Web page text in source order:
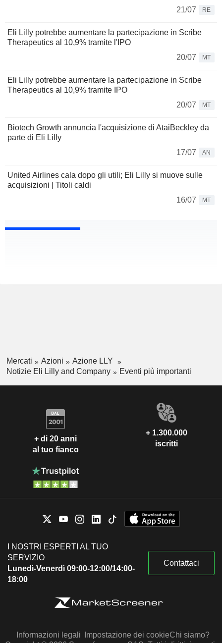
21/07
RE
Eli Lilly potrebbe aumentare la partecipazione in Scribe
Therapeutics al 10,9% tramite l'IPO
20/07
MT
Eli Lilly potrebbe aumentare la partecipazione in Scribe
Therapeutics al 10,9% tramite IPO
20/07
MT
Biotech Growth annuncia l'acquisizione di AtaiBeckley da
parte di Eli Lilly
17/07
AN
United Airlines cala dopo gli utili; Eli Lilly si muove sulle
acquisizioni | Titoli caldi
16/07
MT
Mercati Azioni
Azione LLY
Notizie Eli Lilly and Company
Eventi più importanti
+ di 20 anni
al tuo fianco
+ 1.300.000
iscritti
I NOSTRI ESPERTI AL TUO
SERVIZIO
Lunedì-Venerdì 09:00-12:00/14:00-
18:00
Contattaci
Informazioni legali Impostazione dei cookieChi siamo?